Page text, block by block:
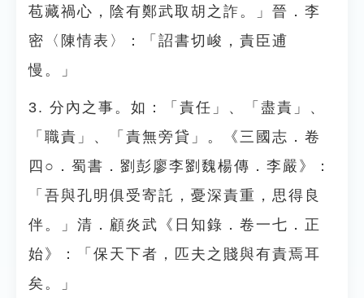
苞藏禍心，陰有鄭武取胡之詐。」晉．李
密〈陳情表〉：「詔書切峻，責臣逋
慢。」
3. 分內之事。如：「責任」、「盡責」、
「職責」、「責無旁貸」。《三國志．卷
四○．蜀書．劉彭廖李劉魏楊傳．李嚴》：
「吾與孔明俱受寄託，憂深責重，思得良
伴。」清．顧炎武《日知錄．卷一七．正
始》：「保天下者，匹夫之賤與有責焉耳
矣。」